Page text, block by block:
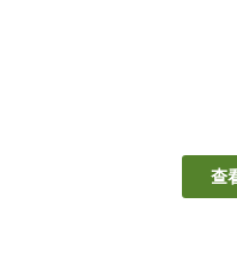
查